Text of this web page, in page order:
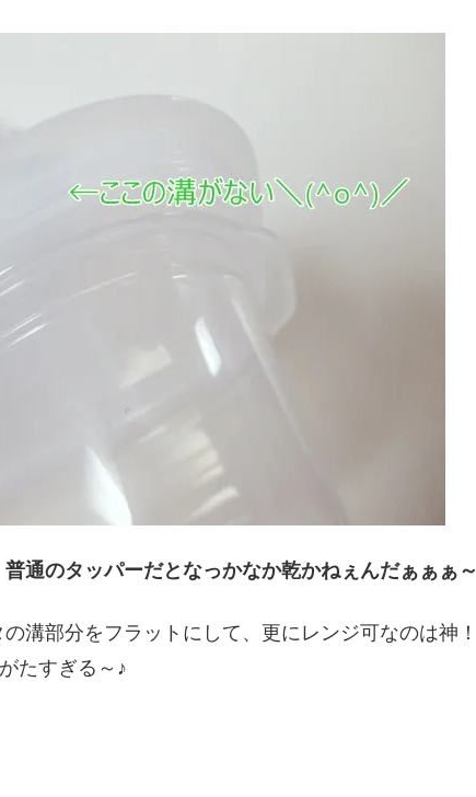
通のタッパーだとなっかなか乾かねぇんだぁぁぁ～
溝部分をフラットにして、更にレンジ可なのは神！
たすぎる～♪